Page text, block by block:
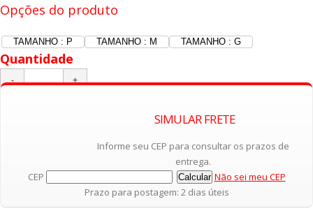
Opções do produto
TAMANHO : P TAMANHO : M TAMANHO : G
Quantidade
SIMULAR FRETE
Informe seu CEP para consultar os prazos de
entrega.
CEP
Não sei meu CEP
Prazo para postagem: 2 dias úteis